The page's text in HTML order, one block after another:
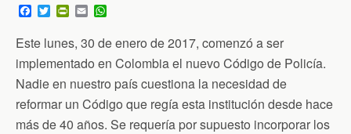
F
a
c
e
b
o
o
k
T
w
t
t
e
r
P
n
t
F
r
i
e
n
E
m
a
i
l
t
s
A
p
p
Este lunes, 30 de enero de 2017, comenzó a ser
implementado en Colombia el nuevo Código de Policía.
Nadie en nuestro país cuestiona la necesidad de
reformar un Código que regía esta institución desde hace
más de 40 años. Se requería por supuesto incorporar los